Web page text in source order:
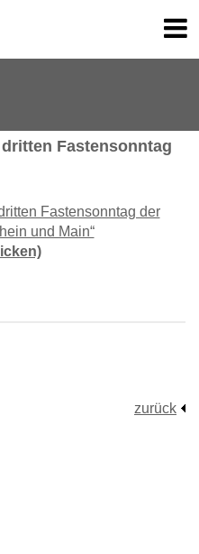
Fastensonntag
Fastensonntag der
und Main“
zurück